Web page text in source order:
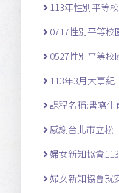
113年性別平等
0717性別平等校
0527性別平等校
113年3月大事紀
課程名稱:書寫生
感謝台北市立松
婦女新知協會
婦女新知協會就